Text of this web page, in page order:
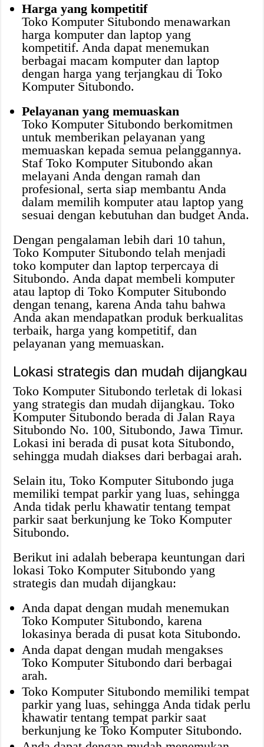
Harga yang kompetitif
Toko Komputer Situbondo menawarkan
harga komputer dan laptop yang
kompetitif. Anda dapat menemukan
berbagai macam komputer dan laptop
dengan harga yang terjangkau di Toko
Komputer Situbondo.
Pelayanan yang memuaskan
Toko Komputer Situbondo berkomitmen
untuk memberikan pelayanan yang
memuaskan kepada semua pelanggannya.
Staf Toko Komputer Situbondo akan
melayani Anda dengan ramah dan
profesional, serta siap membantu Anda
dalam memilih komputer atau laptop yang
sesuai dengan kebutuhan dan budget Anda.
Dengan pengalaman lebih dari 10 tahun,
Toko Komputer Situbondo telah menjadi
toko komputer dan laptop terpercaya di
Situbondo. Anda dapat membeli komputer
atau laptop di Toko Komputer Situbondo
dengan tenang, karena Anda tahu bahwa
Anda akan mendapatkan produk berkualitas
terbaik, harga yang kompetitif, dan
pelayanan yang memuaskan.
Lokasi strategis dan mudah dijangkau
Toko Komputer Situbondo terletak di lokasi
yang strategis dan mudah dijangkau. Toko
Komputer Situbondo berada di Jalan Raya
Situbondo No. 100, Situbondo, Jawa Timur.
Lokasi ini berada di pusat kota Situbondo,
sehingga mudah diakses dari berbagai arah.
Selain itu, Toko Komputer Situbondo juga
memiliki tempat parkir yang luas, sehingga
Anda tidak perlu khawatir tentang tempat
parkir saat berkunjung ke Toko Komputer
Situbondo.
Berikut ini adalah beberapa keuntungan dari
lokasi Toko Komputer Situbondo yang
strategis dan mudah dijangkau:
Anda dapat dengan mudah menemukan
Toko Komputer Situbondo, karena
lokasinya berada di pusat kota Situbondo.
Anda dapat dengan mudah mengakses
Toko Komputer Situbondo dari berbagai
arah.
Toko Komputer Situbondo memiliki tempat
parkir yang luas, sehingga Anda tidak perlu
khawatir tentang tempat parkir saat
berkunjung ke Toko Komputer Situbondo.